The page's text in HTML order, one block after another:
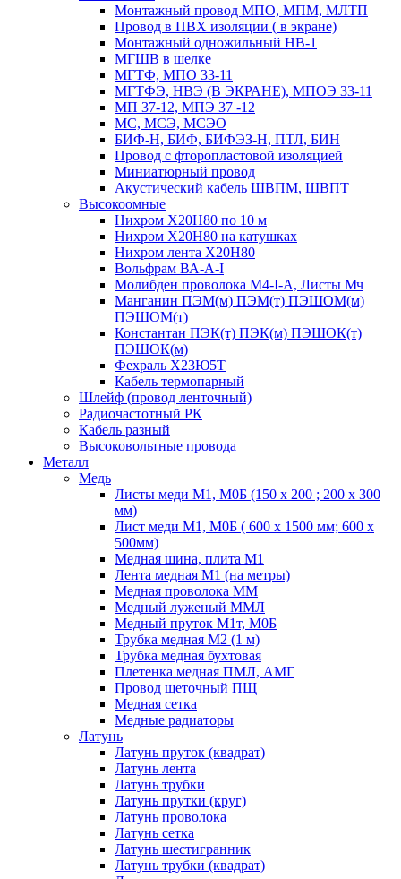
Монтажный провод МПО, МПМ, МЛТП
Провод в ПВХ изоляции ( в экране)
Монтажный одножильный HB-1
МГШВ в шелке
МГТФ, МПО 33-11
МГТФЭ, НВЭ (В ЭКРАНЕ), МПОЭ 33-11
МП 37-12, МПЭ 37 -12
МС, МСЭ, МСЭО
БИФ-Н, БИФ, БИФЭЗ-Н, ПТЛ, БИН
Провод с фторопластовой изоляцией
Миниатюрный провод
Акустический кабель ШВПМ, ШВПТ
Высокоомные
Нихром Х20Н80 по 10 м
Нихром Х20Н80 на катушках
Нихром лента Х20Н80
Вольфрам ВА-А-I
Молибден проволока М4-I-А, Листы Мч
Манганин ПЭМ(м) ПЭМ(т) ПЭШОМ(м)
ПЭШОМ(т)
Константан ПЭК(т) ПЭК(м) ПЭШОК(т)
ПЭШОК(м)
Фехраль Х23Ю5Т
Кабель термопарный
Шлейф (провод ленточный)
Радиочастотный РК
Кабель разный
Высоковольтные провода
Металл
Медь
Листы меди М1, М0Б (150 х 200 ; 200 х 300
мм)
Лист меди М1, М0Б ( 600 х 1500 мм; 600 х
500мм)
Медная шина, плита М1
Лента медная М1 (на метры)
Медная проволока ММ
Медный луженый ММЛ
Медный пруток М1т, М0Б
Трубка медная М2 (1 м)
Трубка медная бухтовая
Плетенка медная ПМЛ, АМГ
Провод щеточный ПЩ
Медная сетка
Медные радиаторы
Латунь
Латунь пруток (квадрат)
Латунь лента
Латунь трубки
Латунь прутки (круг)
Латунь проволока
Латунь сетка
Латунь шестигранник
Латунь трубки (квадрат)